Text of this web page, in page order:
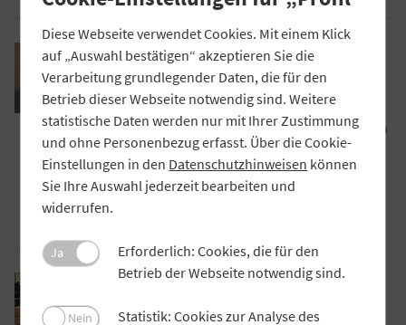
Im Auslandsgeschäft Marktanteile
gewinnen
Die Münchner Bank arbeitet mit der DZ
BANK zusammen, um ihre Firmenkunden in
die ganze Welt zu begleiten. Welche
Erfahrungen hat die Kreditgenossenschaft
dabei gemacht?
PRAXIS
Die ländlichen und gewerblichen
Diese Webseite verwendet Cookies. Mit einem Klick
auf „Auswahl bestätigen“ akzeptieren Sie die
Verarbeitung grundlegender Daten, die für den
Betrieb dieser Webseite notwendig sind. Weitere
statistische Daten werden nur mit Ihrer Zustimmung
und ohne Personenbezug erfasst. Über die Cookie-
Einstellungen in den Datenschutzhinweisen können
Sie Ihre Auswahl jederzeit bearbeiten und
widerrufen.
Ja
Erforderlich: Cookies, die für den
Betrieb der Webseite notwendig sind.
Nein
Statistik: Cookies zur Analyse des